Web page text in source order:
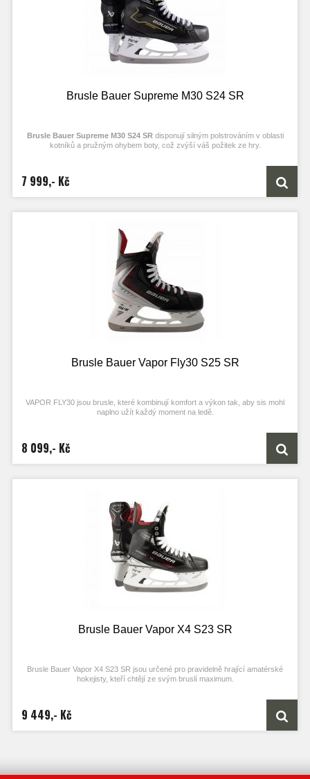
Brusle Bauer Supreme M30 S24 SR
Brusle Bauer Supreme M30 S24 SRdisponují silným polstrováním v oblasti
kotníků a pružným ohybem boty, což zvýší váš požitek ze hry.
7 999,- Kč
Brusle Bauer Vapor Fly30 S25 SR
VAPOR FLY30 jsou brusle, které kombinují komfort a výkon tak, aby sis mohl
naplno užít každý moment na ledě.
8 099,- Kč
Brusle Bauer Vapor X4 S23 SR
Brusle Bauer Vapor X4 S23 SR jsou určené pro pravidelně hrající amatérské
hokejisty, kteří chtějí ze svým bruslí maximum.
9 449,- Kč